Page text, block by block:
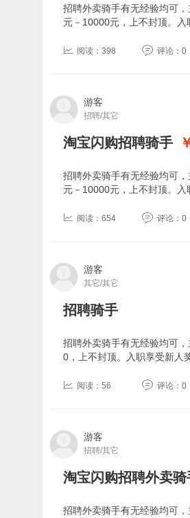
招聘外卖骑手有无经验均可
元－10000元，上不封顶。
阅读：398 评论：0
游客
招聘/其它
淘宝闪购招聘骑手
招聘外卖骑手有无经验均可
元－10000元，上不封顶。
阅读：654 评论：0
游客
其它/其它
招聘骑手
招聘外卖骑手有无经验均可
0，上不封顶。入职享受新人
阅读：56 评论：0
游客
招聘/其它
淘宝闪购招聘外卖骑
招聘外卖骑手有无经验均可